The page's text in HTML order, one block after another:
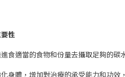
性
食適當的食物和份量去攝取足夠的
身體，增加對治療的承受能力和功效